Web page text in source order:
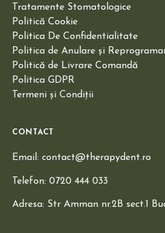
Tratamente Stomatologice
Politică Cookie
Politica De Confidentialitate
Politica de Anulare și
Politică de Livrare Comandă
Politica GDPR
Termeni și Condiții
CONTACT
Email: contact@therapydent.ro
Telefon: 0720 444 033
Adresa: Str Amman nr.2B sect.1